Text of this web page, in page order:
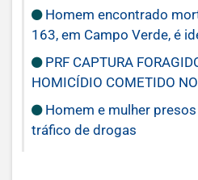
Homem encontrado
163, em Campo Verde, é
PRF CAPTURA
HOMICÍDIO COMETIDO
Homem e mulher
tráfico de drogas